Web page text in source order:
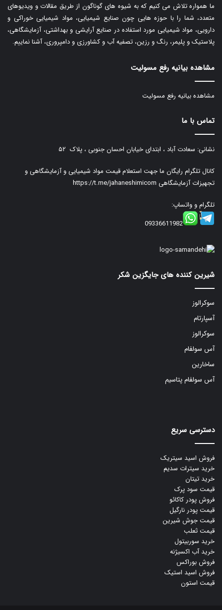
ما همواره تلاش می کنیم که به شیوه های گوناگون از طریق مقالات و ویدیوهای
متعدد، شما را با حوزه هایی چون صنایع شیمیایی، مواد شیمیایی خوراکی و
دارویی، مواد شیمیایی مورد استفاده در صنایع آرایشی و بهداشتی، آزمایشگاهی،
پلاستیک و پلیمر، رنگ و رزین، تصفیه آب و کشاورزی و دامپروری، آشنا نماییم.
مشاهده بیانیه رفع مسولیت
مشاهده بیانیه رفع مسولیت
تماس با ما
نشانی: سعادت آباد ، ابتدای خیابان احسان جنوبی ، پلاک ۵۲
کانال تلگرام رایگان ما جهت استعلام قیمت مواد شیمیایی و آزمایشگاهی و
تجهیزات آزمایشگاهی https://t.me/jahaneshimicom
تلگرام و واتساپ:
09336611982
شیرین کننده های جایگزین شکر
سوکرالوز
آسپارتام
سوکرالوز
آس سولفام
ساخارین
آس سولفام پتاسیم
دسترسی سریع
فروش اسید سیتریک
خرید سیترات سدیم
خرید تیتان
قیمت سود پرک
فروش پودر کاکائو
قیمت پودر نارگیل
قیمت جوش شیرین
قیمت ثعلب
خرید سوربیتول
خرید آب اکسیژنه
فروش بوراکس
فروش اسید استیک
قیمت استون